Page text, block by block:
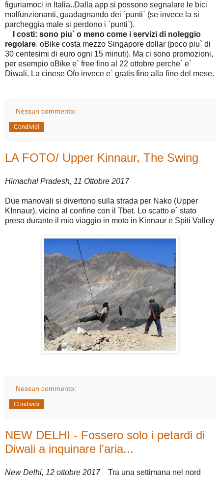
figuriamoci in Italia..Dalla app si possono segnalare le bici
malfunzionanti, guadagnando dei `punti` (se invece la si
parcheggia male si perdono i `punti`).
I costi: sono piu` o meno come i servizi di noleggio
regolare. oBike costa mezzo Singapore dollar (poco piu` di
30 centesimi di euro ogni 15 minuti). Ma ci sono promozioni,
per esempio oBike e` free fino al 22 ottobre perche` e`
Diwali. La cinese Ofo invece e` gratis fino alla fine del mese.
Nessun commento:
Condividi
LA FOTO/ Upper Kinnaur, The Swing
Himachal Pradesh, 11 Ottobre 2017
Due manovali si divertono sulla strada per Nako (Upper
KInnaur), vicino al confine con il Tbet. Lo scatto e` stato
preso durante il mio viaggio in moto in Kinnaur e Spiti Valley
Nessun commento:
Condividi
NEW DELHI - Fossero solo i petardi di
Diwali a inquinare l'aria...
New Delhi, 12 ottobre 2017
Tra una settimana nel nord